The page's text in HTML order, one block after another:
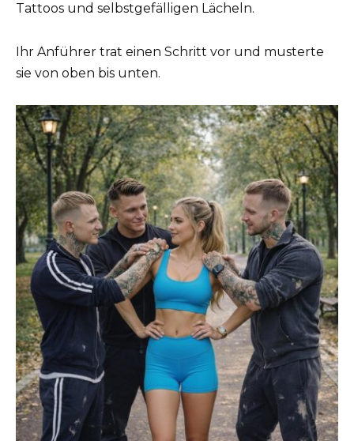
Tattoos und selbstgefälligen Lächeln.
Ihr Anführer trat einen Schritt vor und musterte
sie von oben bis unten.